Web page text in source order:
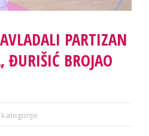
PARTIZAN
ĐURIŠIĆ BROJAO